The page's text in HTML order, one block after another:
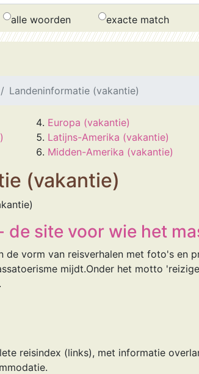
alle woorden exacte match
Landeninformatie (vakantie)
Europa (vakantie)
Latijns-Amerika (vakantie)
Midden-Amerika (vakantie)
(vakantie)
de site voor wie het
de vorm van reisverhalen met foto's en
mijdt.Onder het motto
reisindex (links), met informatie